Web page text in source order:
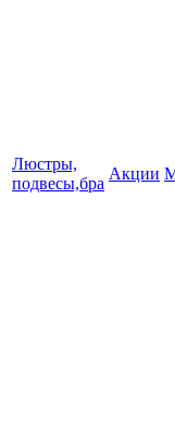
Люстры,
подвесы,бра
Акции